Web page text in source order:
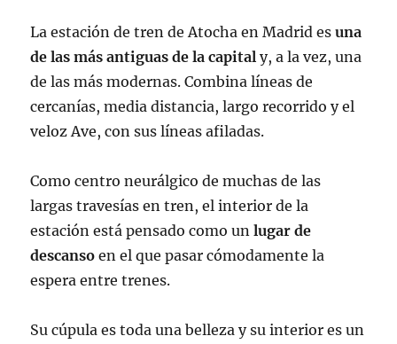
La estación de tren de Atocha en Madrid esuna
de las más antiguas de la capital y, a la vez, una
de las más modernas. Combina líneas de
cercanías, media distancia, largo recorrido y el
veloz Ave, con sus líneas afiladas.
Como centro neurálgico de muchas de las
largas travesías en tren, el interior de la
estación está pensado como unlugar de
descanso en el que pasar cómodamente la
espera entre trenes.
Su cúpula es toda una belleza y su interior es un